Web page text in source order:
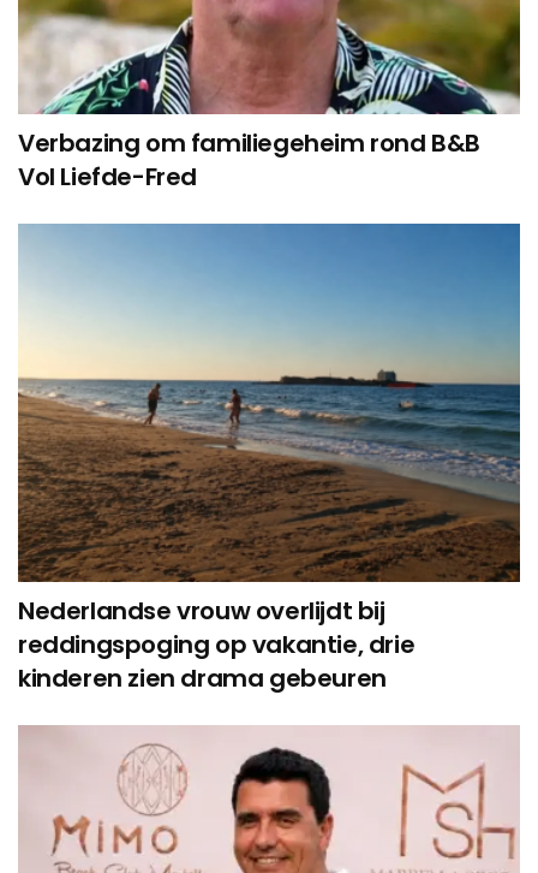
Verbazing om familiegeheim rond B&B
Vol Liefde-Fred
Nederlandse vrouw overlijdt bij
reddingspoging op vakantie, drie
kinderen zien drama gebeuren